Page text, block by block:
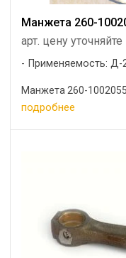
Манжета 260-
арт. цену уточняйте
Применяемость: Д-
Манжета 260-1002055
подробнее